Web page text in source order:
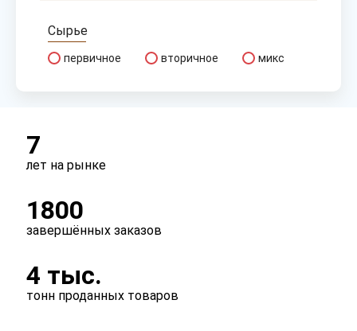
Сырье
первичное вторичное микс
7
лет на рынке
1800
завершённых заказов
4 тыс.
тонн проданных товаров